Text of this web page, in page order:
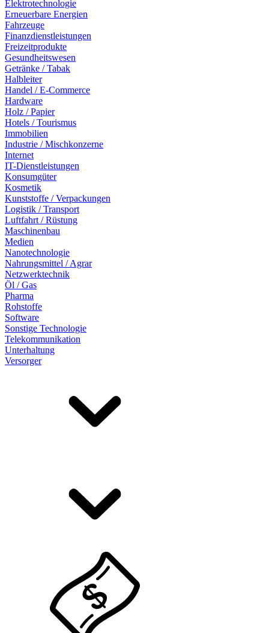
Elektrotechnologie
Erneuerbare Energien
Fahrzeuge
Finanzdienstleistungen
Freizeitprodukte
Gesundheitswesen
Getränke / Tabak
Halbleiter
Handel / E-Commerce
Hardware
Holz / Papier
Hotels / Tourismus
Immobilien
Industrie / Mischkonzerne
Internet
IT-Dienstleistungen
Konsumgüter
Kosmetik
Kunststoffe / Verpackungen
Logistik / Transport
Luftfahrt / Rüstung
Maschinenbau
Medien
Nanotechnologie
Nahrungsmittel / Agrar
Netzwerktechnik
Öl / Gas
Pharma
Rohstoffe
Software
Sonstige Technologie
Telekommunikation
Unterhaltung
Versorger